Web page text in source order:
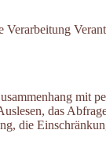
Verarbeitung
mit
das
die